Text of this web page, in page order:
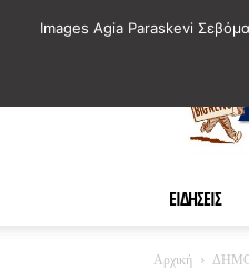
ΕΙΔΗΣΕΙΣ
Αρχική
Images Agia Paraskevi